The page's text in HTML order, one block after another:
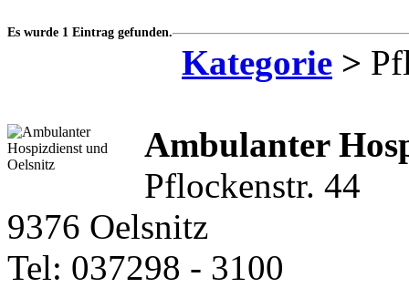
Es wurde 1 Eintrag gefunden.
Kategorie >
Ambulanter
Pflockenstr. 44
9376 Oelsnitz
Tel: 037298 - 3100